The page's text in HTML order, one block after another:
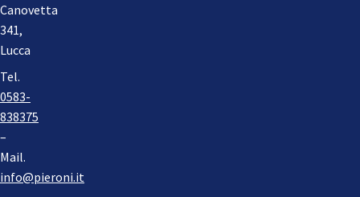
Canovetta
341,
Lucca
Tel.
0583-
838375
–
Mail.
info@pieroni.it